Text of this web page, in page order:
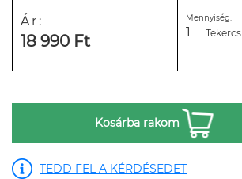
Ár:
18 990 Ft
Mennyiség:
Tekercs
Kosárba rakom
TEDD FEL A KÉRDÉSEDET